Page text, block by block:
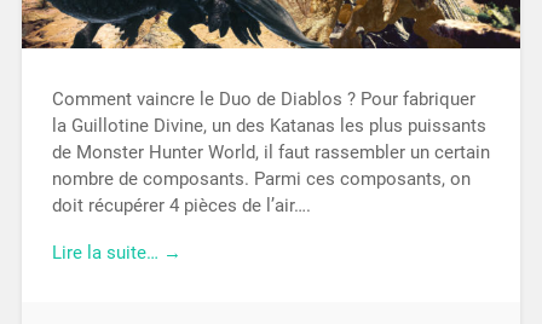
Comment vaincre le Duo de Diablos ? Pour fabriquer
la Guillotine Divine, un des Katanas les plus puissants
de Monster Hunter World, il faut rassembler un certain
nombre de composants. Parmi ces composants, on
doit récupérer 4 pièces de l’air….
Lire la suite… →